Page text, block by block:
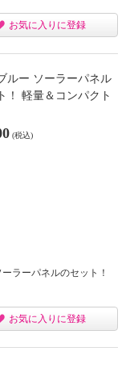
お気に入りに登録
ルー ソーラーパネル
！ 軽量＆コンパクト
(税込)
ーラーパネルのセット！
お気に入りに登録